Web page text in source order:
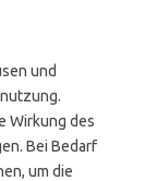
und
Wirkung des
Bei Bedarf
um die